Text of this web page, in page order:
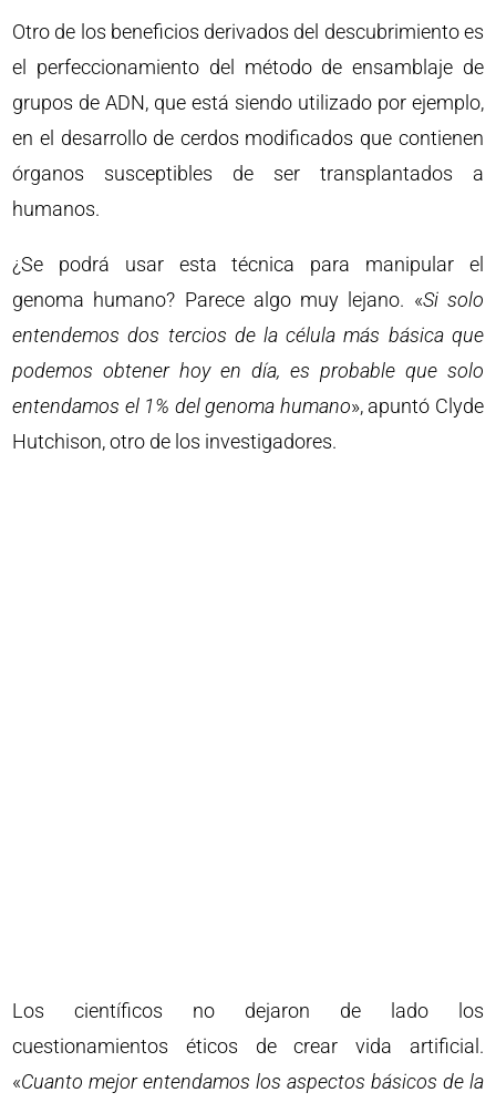
Otro de los beneficios derivados del descubrimiento es
el perfeccionamiento del método de ensamblaje de
grupos de ADN, que está siendo utilizado por ejemplo,
en el desarrollo de cerdos modificados que contienen
órganos susceptibles de ser transplantados a
humanos.
¿Se podrá usar esta técnica para manipular el
genoma humano? Parece algo muy lejano. «Si solo
entendemos dos tercios de la célula más básica que
podemos obtener hoy en día, es probable que solo
entendamos el 1% del genoma humano», apuntó Clyde
Hutchison, otro de los investigadores.
Los científicos no dejaron de lado los
cuestionamientos éticos de crear vida artificial.
«Cuanto mejor entendamos los aspectos básicos de la